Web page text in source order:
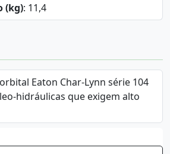
(kg): 11,4
Eaton Char-Lynn série 104
hidráulicas que exigem alto